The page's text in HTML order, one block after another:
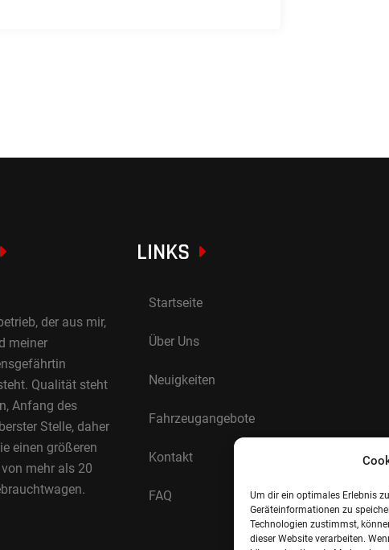
Um dir ein optimales Erlebnis
Geräteinformationen zu
Technologien zustimmst,
dieser Website verarbeiten.
der aus mir,
meiner
Qualität steht
Anfang des
Stelle, daher
einen größeren
mehr als 20
LINKS
Startseite
Über Uns
Neuigkeiten
Fahrzeugangebote
Kontakt
FAQ